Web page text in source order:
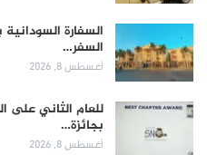
السفارة
السفر…
أغسطس 8, 2026
للعام الثاني على
بجائزة…
أغسطس 8, 2026